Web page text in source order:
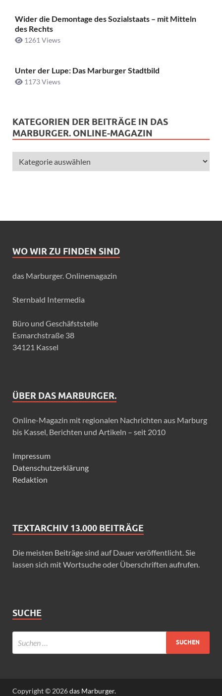
Wider die Demontage des Sozialstaats – mit Mitteln
des Rechts
1261 Views
Unter der Lupe: Das Marburger Stadtbild
1173 Views
KATEGORIEN DER BEITRÄGE IN DAS
MARBURGER. ONLINE-MAGAZIN
WO WIR ZU FINDEN SIND
das Marburger. Onlinemagazin
Sternbald Intermedia
Büro und Geschäfststelle
Esmarchstraße 38
34121 Kassel
ÜBER DAS MARBURGER.
Online-Magazin mit regionalen Nachrichten aus Marburg
bis Kassel, Berichten und Artikeln – seit 2010
Impressum
Datenschutzerklärung
Redaktion
TEXTARCHIV 13.000 BEITRÄGE
Die meisten Beiträge sind auf Dauer veröffentlicht. Sie
lassen sich mit Wortsuche oder Überschriften aufrufen.
SUCHE
Copyright © 2026das Marburger.